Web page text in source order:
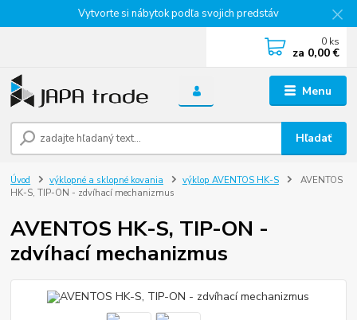
Vytvorte si nábytok podľa svojich predstáv
Menu
Hľadať
0 ks
za 0,00 €
Úvod výklopné a sklopné kovania výklop AVENTOS HK-S
AVENTOS
HK-S, TIP-ON - zdvíhací mechanizmus
AVENTOS HK-S, TIP-ON -
zdvíhací mechanizmus